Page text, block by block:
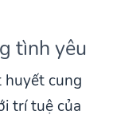
tình yêu
huyết cung
trí tuệ của